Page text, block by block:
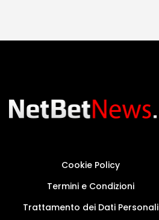
Cookie Policy
Termini e Condizioni
Trattamento dei Dati Personali